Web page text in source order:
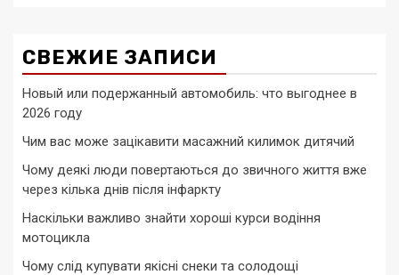
СВЕЖИЕ ЗАПИСИ
Новый или подержанный автомобиль: что выгоднее в
2026 году
Чим вас може зацікавити масажний килимок дитячий
Чому деякі люди повертаються до звичного життя вже
через кілька днів після інфаркту
Наскільки важливо знайти хороші курси водіння
мотоцикла
Чому слід купувати якісні снеки та солодощі